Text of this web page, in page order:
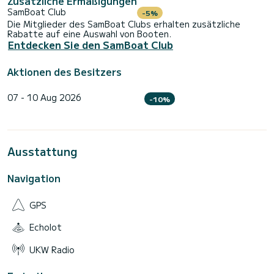
bekommen, tolle Strände, Landschaften und
Schnorchelplätze finden.
- Es ist wichtig, pünktlich zur Abfahrt zu erscheinen, da eine
SamBoat Club -5%
Die Mitglieder des SamBoat Clubs erhalten zusätzliche
Rabatte auf eine Auswahl von Booten.
Entdecken Sie den SamBoat Club
Aktionen des Besitzers
07 - 10 Aug 2026 -10%
Ausstattung
Navigation
GPS
Echolot
UKW Radio